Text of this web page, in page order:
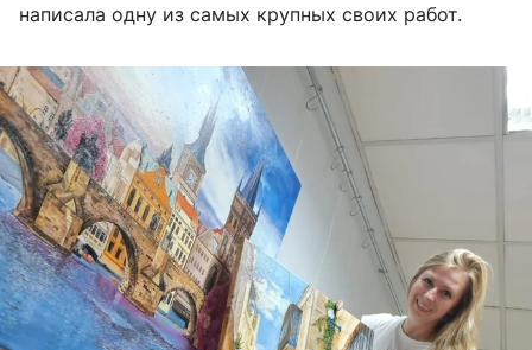
написала одну из самых крупных своих работ.